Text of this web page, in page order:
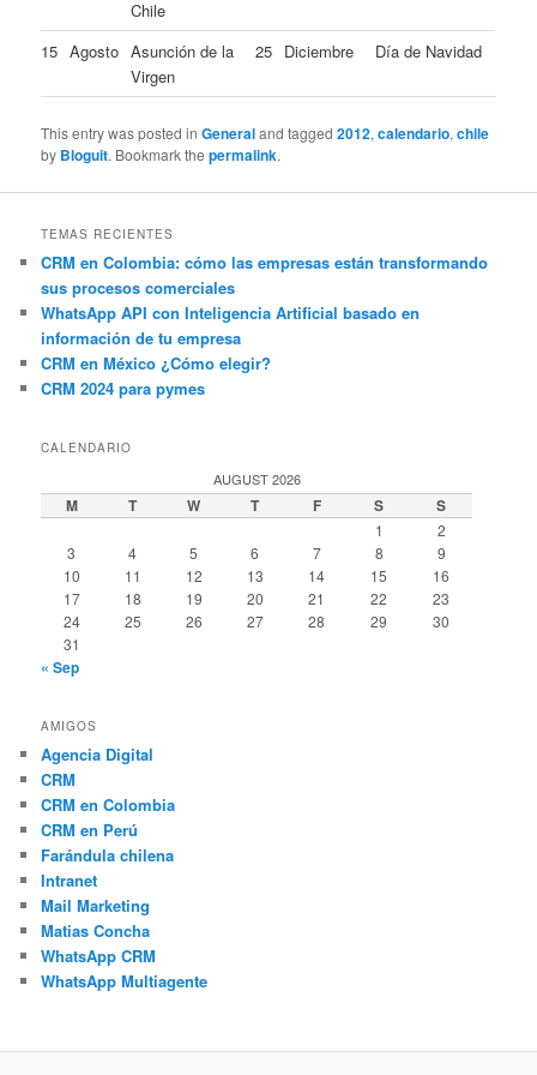
Chile
15 Agosto Asunción de la
Virgen
25 Diciembre Día de Navidad
This entry was posted inGeneraland tagged2012,calendario,chile
by Bloguit. Bookmark thepermalink.
TEMAS RECIENTES
CRM en Colombia: cómo las empresas están transformando
sus procesos comerciales
WhatsApp API con Inteligencia Artificial basado en
información de tu empresa
CRM en México ¿Cómo elegir?
CRM 2024 para pymes
CALENDARIO
AUGUST 2026
M T W T F S S
1
2
3
4 5 6 7 8
9
10
11 12 13 14 15
16
17
18 19 20 21 22
23
24
25 26 27 28 29
30
31
« Sep
AMIGOS
Agencia Digital
CRM
CRM en Colombia
CRM en Perú
Farándula chilena
Intranet
Mail Marketing
Matias Concha
WhatsApp CRM
WhatsApp Multiagente